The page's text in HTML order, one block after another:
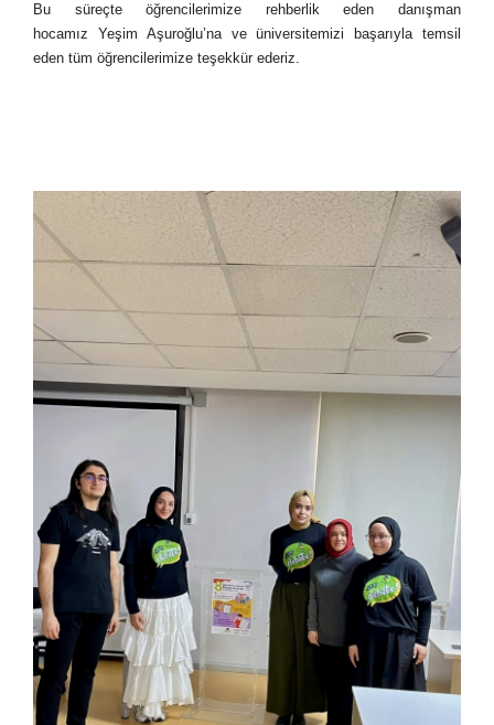
Bu süreçte öğrencilerimize rehberlik eden danışman
hocamız Yeşim Aşuroğlu’na ve üniversitemizi başarıyla temsil
eden tüm öğrencilerimize teşekkür ederiz.